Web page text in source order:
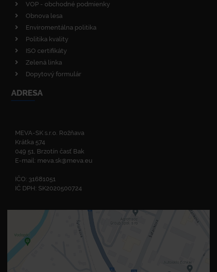
VOP - obchodné podmienky
Obnova lesa
Enviromentálna politika
Politika kvality
ISO certifikáty
Zelená linka
Dopytový formulár
ADRESA
MEVA-SK s.r.o. Rožňava
Krátka 574
049 51, Brzotín časť Bak
E-mail: meva.sk@meva.eu
IČO: 31681051
IČ DPH: SK2020500724